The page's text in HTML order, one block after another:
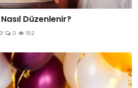
Düzenlenir?
0 152